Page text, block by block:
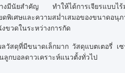
างมีนัยสำคัญ ทำให้ได้การเจียรแบบไร้
พิเศษและความสม่ำเสมอของขนาดอนุภ
ขวดในระหว่างการกัด
วัสดุที่มีขนาดเล็กมาก วัสดุแบตเตอรี่ เซ
ลูกบอลดาวเคราะห์แนวตั้งทั่วไป